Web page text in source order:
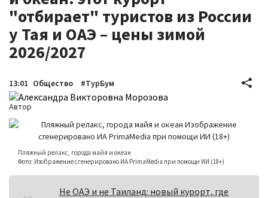
"отбирает" туристов из России
у Тая и ОАЭ – цены зимой
2026/2027
13:01 Общество #ТурБум
Александра Викторовна Морозова
Пляжный релакс, города майя и океан
Фото: Изображение сгенерировано ИА PrimaMedia при помощи ИИ (18+)
Не ОАЭ и не Таиланд: новый курорт, где